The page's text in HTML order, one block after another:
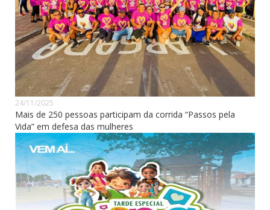
24/11/2025
Mais de 250 pessoas participam da corrida “Passos pela
Vida” em defesa das mulheres